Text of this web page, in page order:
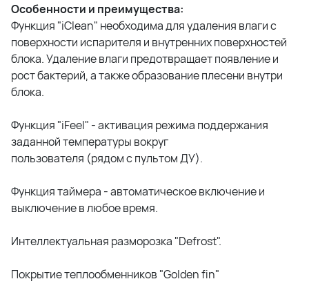
Особенности и преимущества:
Функция "iClean" необходима для удаления влаги с
поверхности испарителя и внутренних поверхностей
блока. Удаление влаги предотвращает появление и
рост бактерий, а также образование плесени внутри
блока.
Функция "iFeel" - активация режима поддержания
заданной температуры вокруг
пользователя (рядом с пультом ДУ).
Функция таймера - автоматическое включение и
выключение в любое время.
Интеллектуальная разморозка "Defrost".
Покрытие теплообменников "Golden fin"